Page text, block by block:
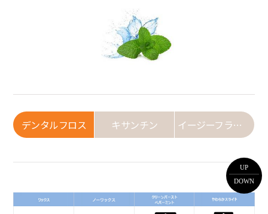
デンタルフロス キサンチン イージーフラックス
UP
DOWN